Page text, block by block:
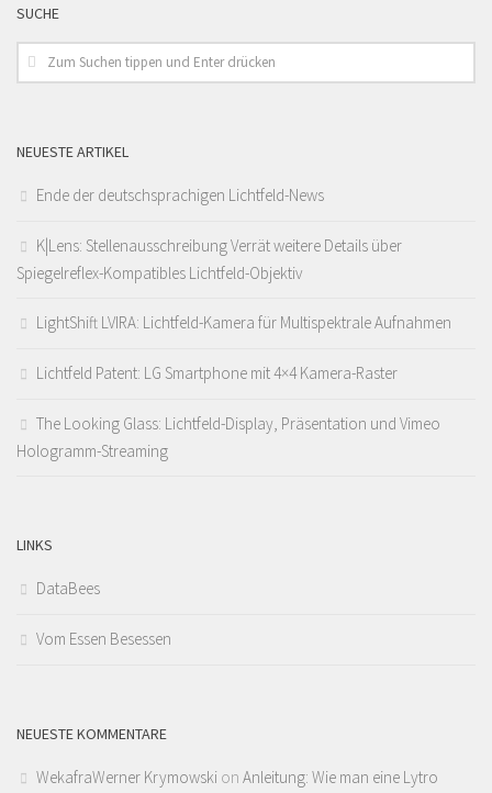
SUCHE
NEUESTE ARTIKEL
Ende der deutschsprachigen Lichtfeld-News
K|Lens: Stellenausschreibung Verrät weitere Details über
Spiegelreflex-Kompatibles Lichtfeld-Objektiv
LightShift LVIRA: Lichtfeld-Kamera für Multispektrale Aufnahmen
Lichtfeld Patent: LG Smartphone mit 4×4 Kamera-Raster
The Looking Glass: Lichtfeld-Display, Präsentation und Vimeo
Hologramm-Streaming
LINKS
DataBees
Vom Essen Besessen
NEUESTE KOMMENTARE
WekafraWerner Krymowski on Anleitung: Wie man eine Lytro